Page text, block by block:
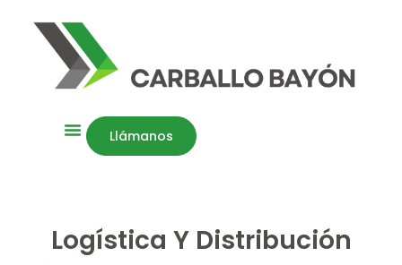
Llámanos
Logística Y Distribución